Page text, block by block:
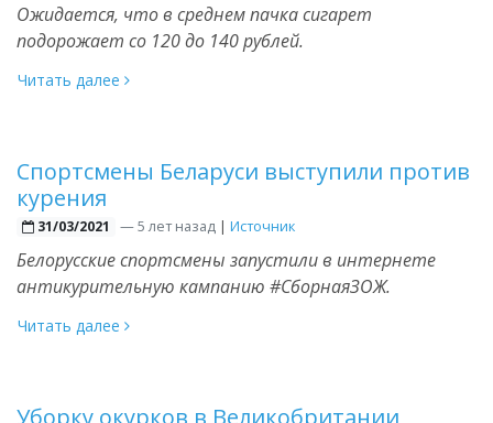
Ожидается, что в среднем пачка сигарет
подорожает со 120 до 140 рублей.
Читать далее
Спортсмены Беларуси выступили против
курения
31/03/2021 —5 лет назад | Источник
Белорусские спортсмены запустили в интернете
антикурительную кампанию #СборнаяЗОЖ.
Читать далее
Уборку окурков в Великобритании